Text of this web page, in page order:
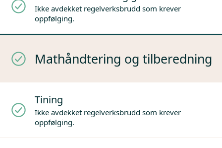
Ikke avdekket regelverksbrudd som krever
oppfølging.
Mathåndtering og tilberedning
Tining
Ikke avdekket regelverksbrudd som krever
oppfølging.